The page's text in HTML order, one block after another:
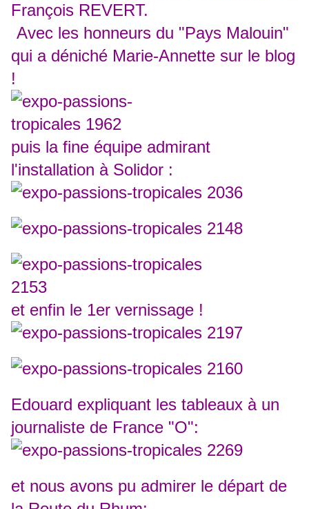
François REVERT.
Avec les honneurs du "Pays Malouin"
qui a déniché Marie-Annette sur le blog
!
puis la fine équipe admirant
l'installation à Solidor :
et enfin le 1er vernissage !
Edouard expliquant les tableaux à un
journaliste de France "O":
et nous avons pu admirer le départ de